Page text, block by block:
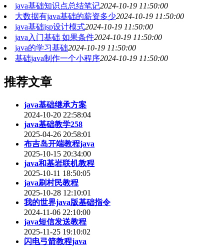
java基础知识点总结笔记2024-10-19 11:50:00
大数据有java基础的薪资多少2024-10-19 11:50:00
java基础jsp设计模式2024-10-19 11:50:00
java入门基础 如果条件2024-10-19 11:50:00
java的学习基础2024-10-19 11:50:00
基础java制作一个小程序2024-10-19 11:50:00
推荐文章
java基础继承方案
2024-10-20 22:58:04
java基础教学258
2025-04-26 20:58:01
布吉岛开端教程java
2025-10-15 20:34:00
java和基岩联机教程
2025-10-11 18:50:05
java刷村民教程
2025-10-28 12:10:01
我的世界java版基础指令
2024-11-06 22:10:00
java短信发送教程
2025-11-25 19:10:02
闪电弓箭教程java